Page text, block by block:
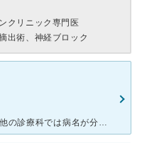
クリニック専門医
出術、神経ブロック
洛西シミズ病院のペインクリニックで他の診療科では病名が分からなかった激痛を診断してもらえました。 治癒の難しい病気だと知り、精神的にもすごくキツく落ち込んでいたのですが、いつも先生が励ましてくれ、希